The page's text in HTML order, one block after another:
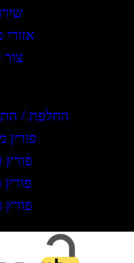
אזורי
החלפת /
פורץ
פורץ
פורץ
פורץ